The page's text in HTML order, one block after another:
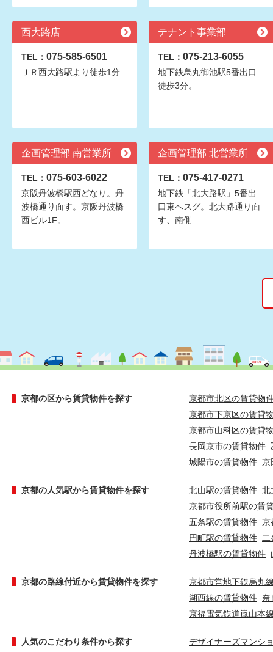
西大路店
TEL： 075-585-6501
ＪＲ西大路駅より徒歩1分
テナント事業部
TEL： 075-213-6055
地下鉄烏丸御池駅5番出口
徒歩3分。
企画管理部 南営業所
TEL： 075-603-6022
京阪丹波橋駅西どなり。丹
波橋通り面す。京阪丹波橋
西ビル1F。
企画管理部 北営業所
TEL： 075-417-0271
地下鉄「北大路駅」5番出
口東へスグ。北大路通り面
す、南側
京都の区から賃貸物件を探す
京都市北区の賃貸物
京都市下京区の賃貸
京都市山科区の賃貸
長岡京市の賃貸物件
城陽市の賃貸物件 京
京都の人気駅から賃貸物件を探す 北山駅の賃貸物件 北
京都市役所前駅の賃
五条駅の賃貸物件 京
円町駅の賃貸物件
丹波橋駅の賃貸物件
京都の路線付近から賃貸物件を探す
京都市営地下鉄烏丸
湖西線の賃貸物件 奈
京福電気鉄道嵐山本
人気のこだわり条件から探す
デザイナーズマンシ